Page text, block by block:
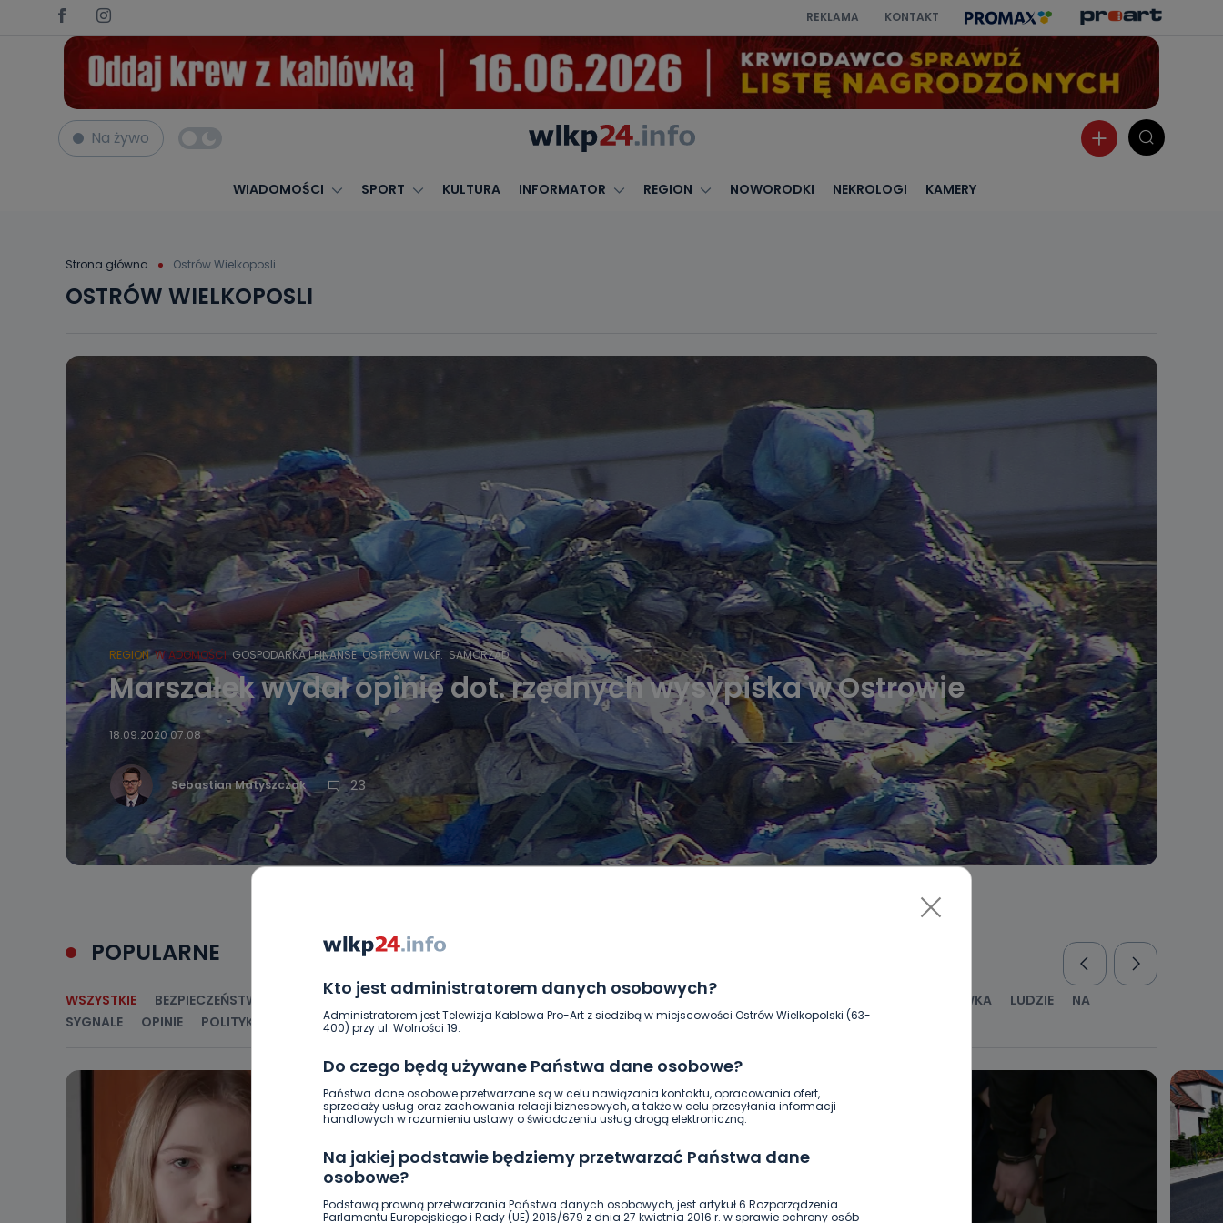
REKLAMA KONTAKT
Na żywo
WIADOMOŚCI SPORT KULTURA INFORMATOR REGION NOWORODKI NEKROLOGI KAMERY
Strona główna Ostrów Wielkoposli
Kto jest administratorem danych osobowych?
Administratorem jest Telewizja Kablowa Pro-Art z siedzibą w miejscowości Ostrów Wielkopolski (63-
400) przy ul. Wolności 19.
Do czego będą używane Państwa dane osobowe?
Państwa dane osobowe przetwarzane są w celu nawiązania kontaktu, opracowania ofert,
sprzedaży usług oraz zachowania relacji biznesowych, a także w celu przesyłania informacji
handlowych w rozumieniu ustawy o świadczeniu usług drogą elektroniczną.
Na jakiej podstawie będziemy przetwarzać Państwa dane
osobowe?
Podstawą prawną przetwarzania Państwa danych osobowych, jest artykuł 6 Rozporządzenia
Parlamentu Europejskiego i Rady (UE) 2016/679 z dnia 27 kwietnia 2016 r. w sprawie ochrony osób
OSTRÓW WIELKOPOSLI
REGION WIADOMOŚCI GOSPODARKA I FINANSE OSTRÓW WLKP. SAMORZĄD
Marszałek wydał opinię dot. rzędnych wysypiska w Ostrowie
18.09.2020 07:08
Sebastian Matyszczak 23
POPULARNE
WSZYSTKIE BEZPIECZEŃSTWO CIEKAWOSTKI GOSPODARKA I FINANSE HISTORIA KULTURA I ROZRYWKA LUDZIE
NA
SYGNALE
OPINIE POLITYKA RELIGIA SAMORZĄD ŚRODOWISKO WASZE INFO WSZYSTKICH ŚWIĘTYCH WYWIADY